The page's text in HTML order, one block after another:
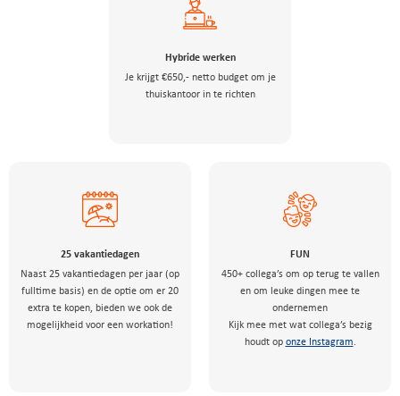
Hybride werken
Je krijgt €650,- netto budget om je
thuiskantoor in te richten
25 vakantiedagen
Naast 25 vakantiedagen per jaar (op
fulltime basis) en de optie om er 20
extra te kopen, bieden we ook de
mogelijkheid voor een workation!
FUN
450+ collega’s om op terug te vallen
en om leuke dingen mee te
ondernemen
Kijk mee met wat collega’s bezig
houdt op onze Instagram.